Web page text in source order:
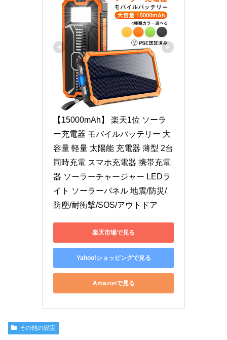
【15000mAh】 楽天1位 ソーラ
ー充電器 モバイルバッテリー 大
容量 軽量 太陽能 充電器 薄型 2台
同時充電 スマホ充電器 携帯充電
器 ソーラーチャージャー LEDラ
イト ソーラーパネル 地震/防災/
防塵/耐衝撃/SOS/アウトドア
楽天市場で見る
Yahoo!ショッピングで見る
Amazonで見る
その他の設定